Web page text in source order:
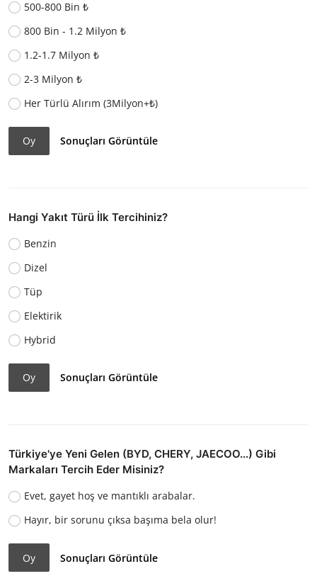
500-800 Bin ₺
800 Bin - 1.2 Milyon ₺
1.2-1.7 Milyon ₺
2-3 Milyon ₺
Her Türlü Alırım (3Milyon+₺)
Oy Sonuçları Görüntüle
Hangi Yakıt Türü İlk Tercihiniz?
Benzin
Dizel
Tüp
Elektirik
Hybrid
Oy Sonuçları Görüntüle
Türkiye'ye Yeni Gelen (BYD, CHERY, JAECOO...) Gibi
Markaları Tercih Eder Misiniz?
Evet, gayet hoş ve mantıklı arabalar.
Hayır, bir sorunu çıksa başıma bela olur!
Oy Sonuçları Görüntüle